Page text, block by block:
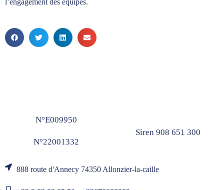
N°E009950
N°22001332
Siren 908 651 300
888 route d'Annecy 74350 Allonzier-la-caille